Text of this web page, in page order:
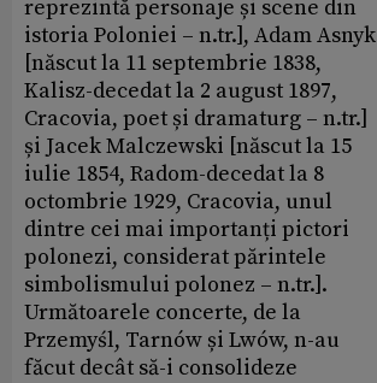
reprezintă personaje și scene din
istoria Poloniei – n.tr.], Adam Asnyk
[născut la 11 septembrie 1838,
Kalisz-decedat la 2 august 1897,
Cracovia, poet și dramaturg – n.tr.]
și Jacek Malczewski [născut la 15
iulie 1854, Radom-decedat la 8
octombrie 1929, Cracovia, unul
dintre cei mai importanți pictori
polonezi, considerat părintele
simbolismului polonez – n.tr.].
Următoarele concerte, de la
Przemyśl, Tarnów și Lwów, n-au
făcut decât să-i consolideze